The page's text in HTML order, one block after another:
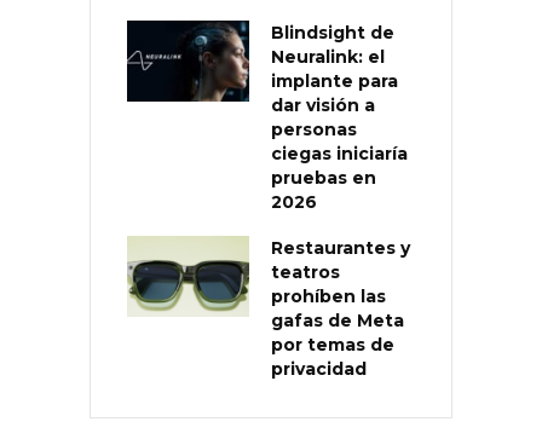
Blindsight de
Neuralink: el
implante para
dar visión a
personas
ciegas iniciaría
pruebas en
2026
Restaurantes y
teatros
prohíben las
gafas de Meta
por temas de
privacidad